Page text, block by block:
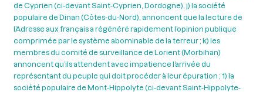
de Cyprien (ci-devant Saint-Cyprien, Dordogne), j) la société
populaire de Dinan (Côtes-du-Nord), annoncent que la lecture de
l’Adresse aux français a régénéré rapidement l’opinion publique
comprimée par le système abominable de la terreur ; k) les
membres du comité de surveillance de Lorient (Morbihan)
annoncent qu’ils attendent avec impatience l’arrivée du
représentant du peuple qui doit procéder à leur épuration ; 1) la
société populaire de Mont-Hippolyte (ci-devant Saint-Hippolyte-